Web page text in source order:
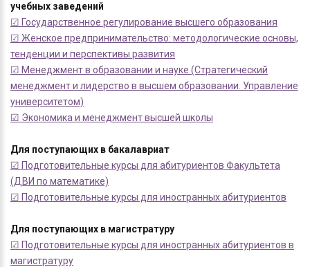
учебных заведений
☑ Государственное регулирование высшего образования
☑ Женское предпринимательство: методологические основы,
тенденции и перспективы развития
☑ Менеджмент в образовании и науке (Стратегический
менеджмент и лидерство в высшем образовании. Управление
университетом)
☑ Экономика и менеджмент высшей школы
Для поступающих в бакалавриат
☑ Подготовительные курсы для абитуриентов Факультета
(ДВИ по математике)
☑ Подготовительные курсы для иностранных абитуриентов
Для поступающих в магистратуру
☑ Подготовительные курсы для иностранных абитуриентов в
магистратуру